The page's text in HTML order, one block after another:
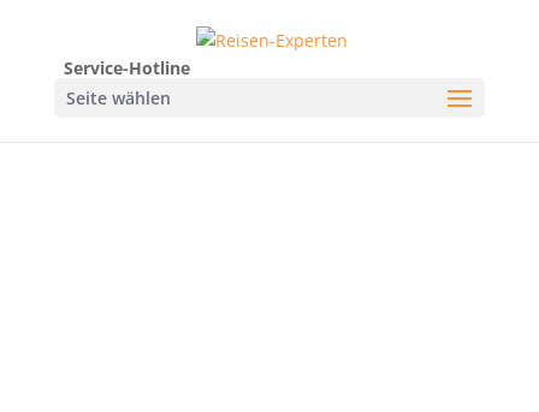
Service-Hotline
Seite wählen